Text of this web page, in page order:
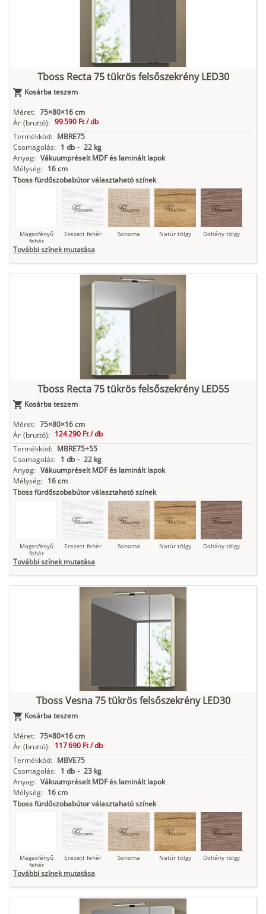
Tboss Recta 75 tükrös felsőszekrény LED30
Kosárba teszem
Méret: 75×80×16 cm
Ár (bruttó): 99 590 Ft /db
Termékkód: MBRE75
Csomagolás: 1 db - 22 kg
Anyag: Vákuumpréselt MDF és laminált lapok
Mélység: 16 cm
Tboss fürdőszobabútor választaható színek
Magasfényű
fehér
Erezett fehér Sonoma Natúr tölgy Dohány tölgy
Szupermatt
Nádzöld
Antracit Matt fekete
További színek mutatása
Tboss Recta 75 tükrös felsőszekrény LED55
Kosárba teszem
Méret: 75×80×16 cm
Ár (bruttó): 124 290 Ft /db
Termékkód: MBRE75+55
Csomagolás: 1 db - 22 kg
Anyag: Vákuumpréselt MDF és laminált lapok
Mélység: 16 cm
Tboss fürdőszobabútor választaható színek
Magasfényű
fehér
Erezett fehér Sonoma Natúr tölgy Dohány tölgy
Grafit fa
Füstös zöld
Antracit Matt fekete
További színek mutatása
Tboss Vesna 75 tükrös felsőszekrény LED30
Kosárba teszem
Méret: 75×80×16 cm
Ár (bruttó): 117 690 Ft /db
Termékkód: MBVE75
Csomagolás: 1 db - 23 kg
Anyag: Vákuumpréselt MDF és laminált lapok
Mélység: 16 cm
Tboss fürdőszobabútor választaható színek
Magasfényű
fehér
Erezett fehér Sonoma Natúr tölgy Dohány tölgy
További színek mutatása